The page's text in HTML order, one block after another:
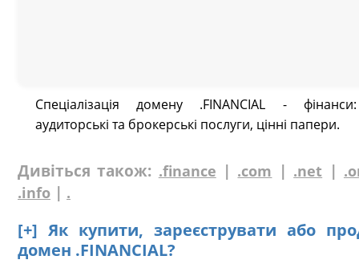
Спеціалізація домену .FINANCIAL -
аудиторські та брокерські послуги, цінні папери.
Дивіться також: .finance | .com | .net |
.info | .
[+] Як купити, зареєструвати або
домен .FINANCIAL?